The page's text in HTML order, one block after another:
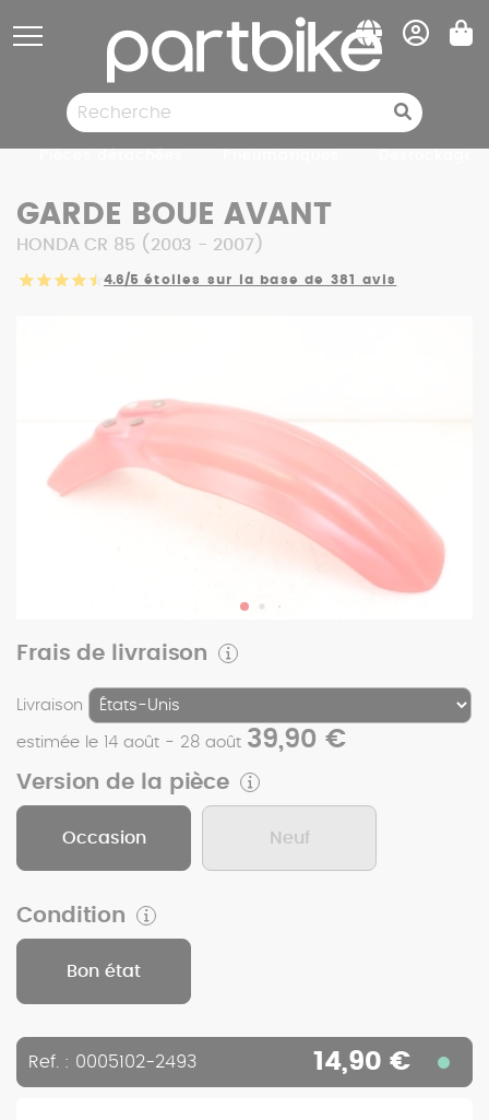
GARDE BOUE AVANT
HONDA CR 85 (2003 - 2007)
4.6/5 étoiles sur la base de 381 avis
Frais de livraison
Livraison
estimée le 14 août - 28 août 39,90 €
Version de la pièce
Occasion Neuf
Condition
Bon état
Ref. : 0005102-2493 14,90 €